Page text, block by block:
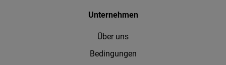
Unternehmen
Über uns
Bedingungen